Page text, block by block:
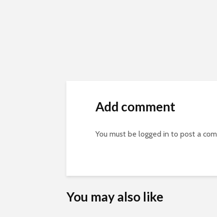
Add comment
You must be logged in to post a
You may also like